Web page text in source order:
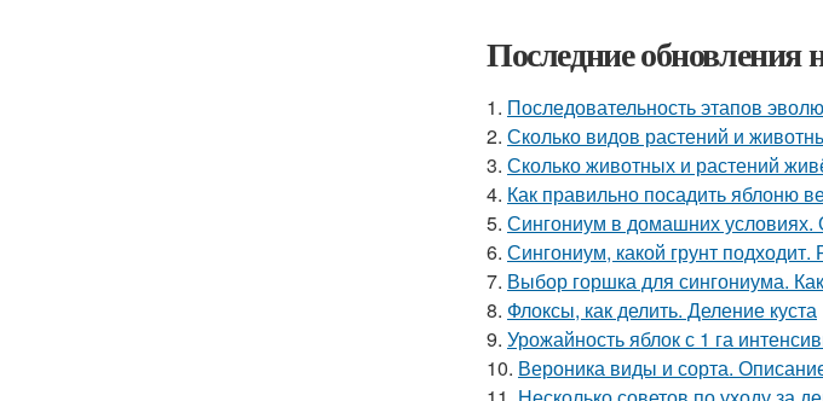
Последние обновления
1. Последовательность этапов
2. Сколько видов растений и
3. Сколько животных и растений
4. Как правильно посадить яблоню
5. Сингониум в домашних условиях.
6. Сингониум, какой грунт
7. Выбор горшка для сингониума.
8. Флоксы, как делить. Деление куста
9. Урожайность яблок с 1 га
10. Вероника виды и сорта.